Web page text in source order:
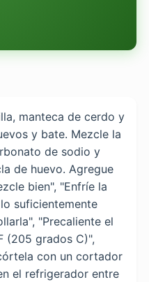
manteca de cerdo y
y bate. Mezcle la
de sodio y
de huevo. Agregue
bien", "Enfríe la
suficientemente
"Precaliente el
(205 grados C)",
con un cortador
el refrigerador entre